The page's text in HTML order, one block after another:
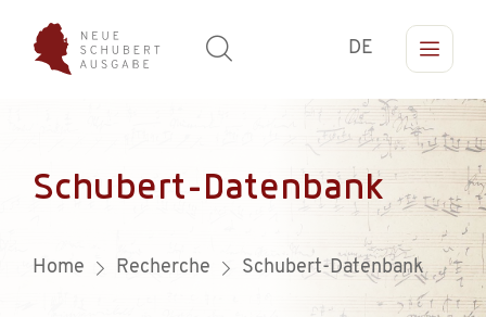
DE
Schubert-Datenbank
Home Recherche Schubert-Datenbank